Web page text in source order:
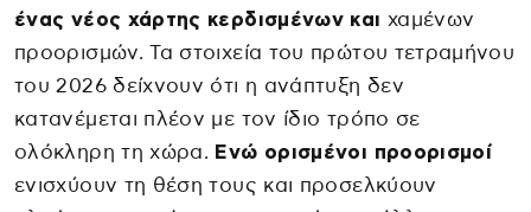
ένας νέος χάρτης κερδισμένων και χαμένων
προορισμών. Τα στοιχεία του πρώτου τετραμήνου
του 2026 δείχνουν ότι η ανάπτυξη δεν
κατανέμεται πλέον με τον ίδιο τρόπο σε
ολόκληρη τη χώρα. Ενώ ορισμένοι προορισμοί
ενισχύουν τη θέση τους και προσελκύουν